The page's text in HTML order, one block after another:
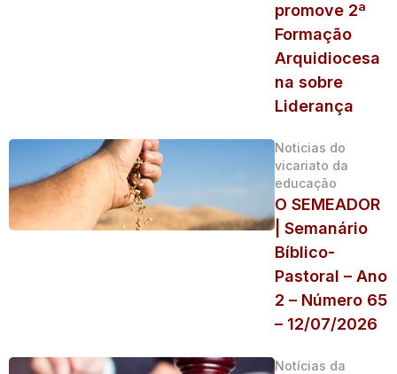
promove 2ª
Formação
Arquidiocesa
na sobre
Liderança
Noticias do
vicariato da
educação
O SEMEADOR
| Semanário
Bíblico-
Pastoral – Ano
2 – Número 65
– 12/07/2026
Notícias da